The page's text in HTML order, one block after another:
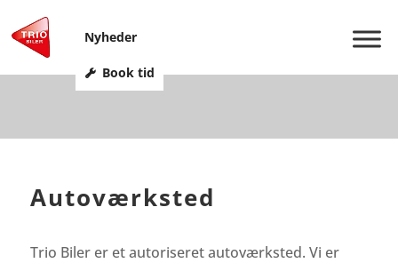
Nyheder
Book tid
Autoværksted
Trio Biler er et autoriseret autoværksted. Vi er